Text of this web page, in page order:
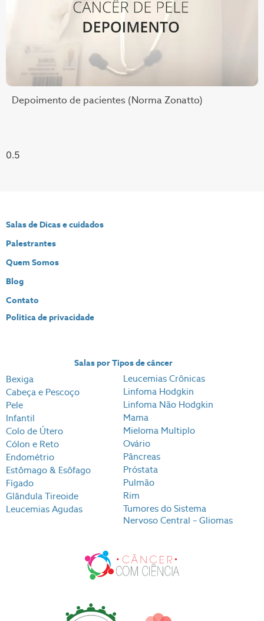
Depoimento de pacientes (Norma Zonatto)
Salas de Dicas e cuidados
Palestrantes
Quem Somos
Blog
Contato
Politica de privacidade
Salas por Tipos de câncer
Bexiga
Cabeça e Pescoço
Pele
Infantil
Colo de Útero
Cólon e Reto
Endométrio
Estômago & Esôfago
Fígado
Glândula Tireoide
Leucemias Agudas
Leucemias Crônicas
Linfoma Hodgkin
Linfoma Não Hodgkin
Mama
Mieloma Multiplo
Ovário
Pâncreas
Próstata
Pulmão
Rim
Tumores do Sistema
Nervoso Central – Gliomas